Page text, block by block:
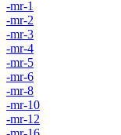
-mr-1
-mr-2
-mr-3
-mr-4
-mr-5
-mr-6
-mr-8
-mr-10
-mr-12